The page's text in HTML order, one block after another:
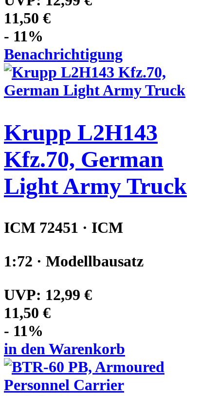
11,50 €
- 11%
Benachrichtigung
Krupp L2H143
Kfz.70, German
Light Army Truck
ICM 72451 · ICM
1:72 · Modellbausatz
UVP: 12,99 €
11,50 €
- 11%
in den Warenkorb